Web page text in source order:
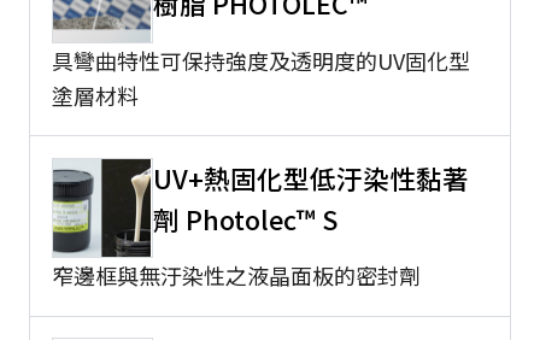
具彎曲特性可保持強度及透明度的UV固化型
塗層材料
UV+熱固化型低汙染性黏著
劑 Photolec™ S
窄邊框與無汙染性之液晶面板的密封劑